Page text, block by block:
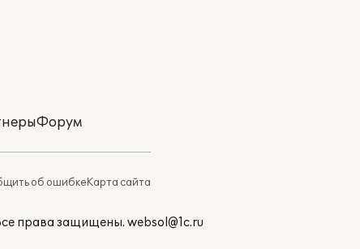
Форум
об ошибкеКарта сайта
права защищены. websol@1c.ru